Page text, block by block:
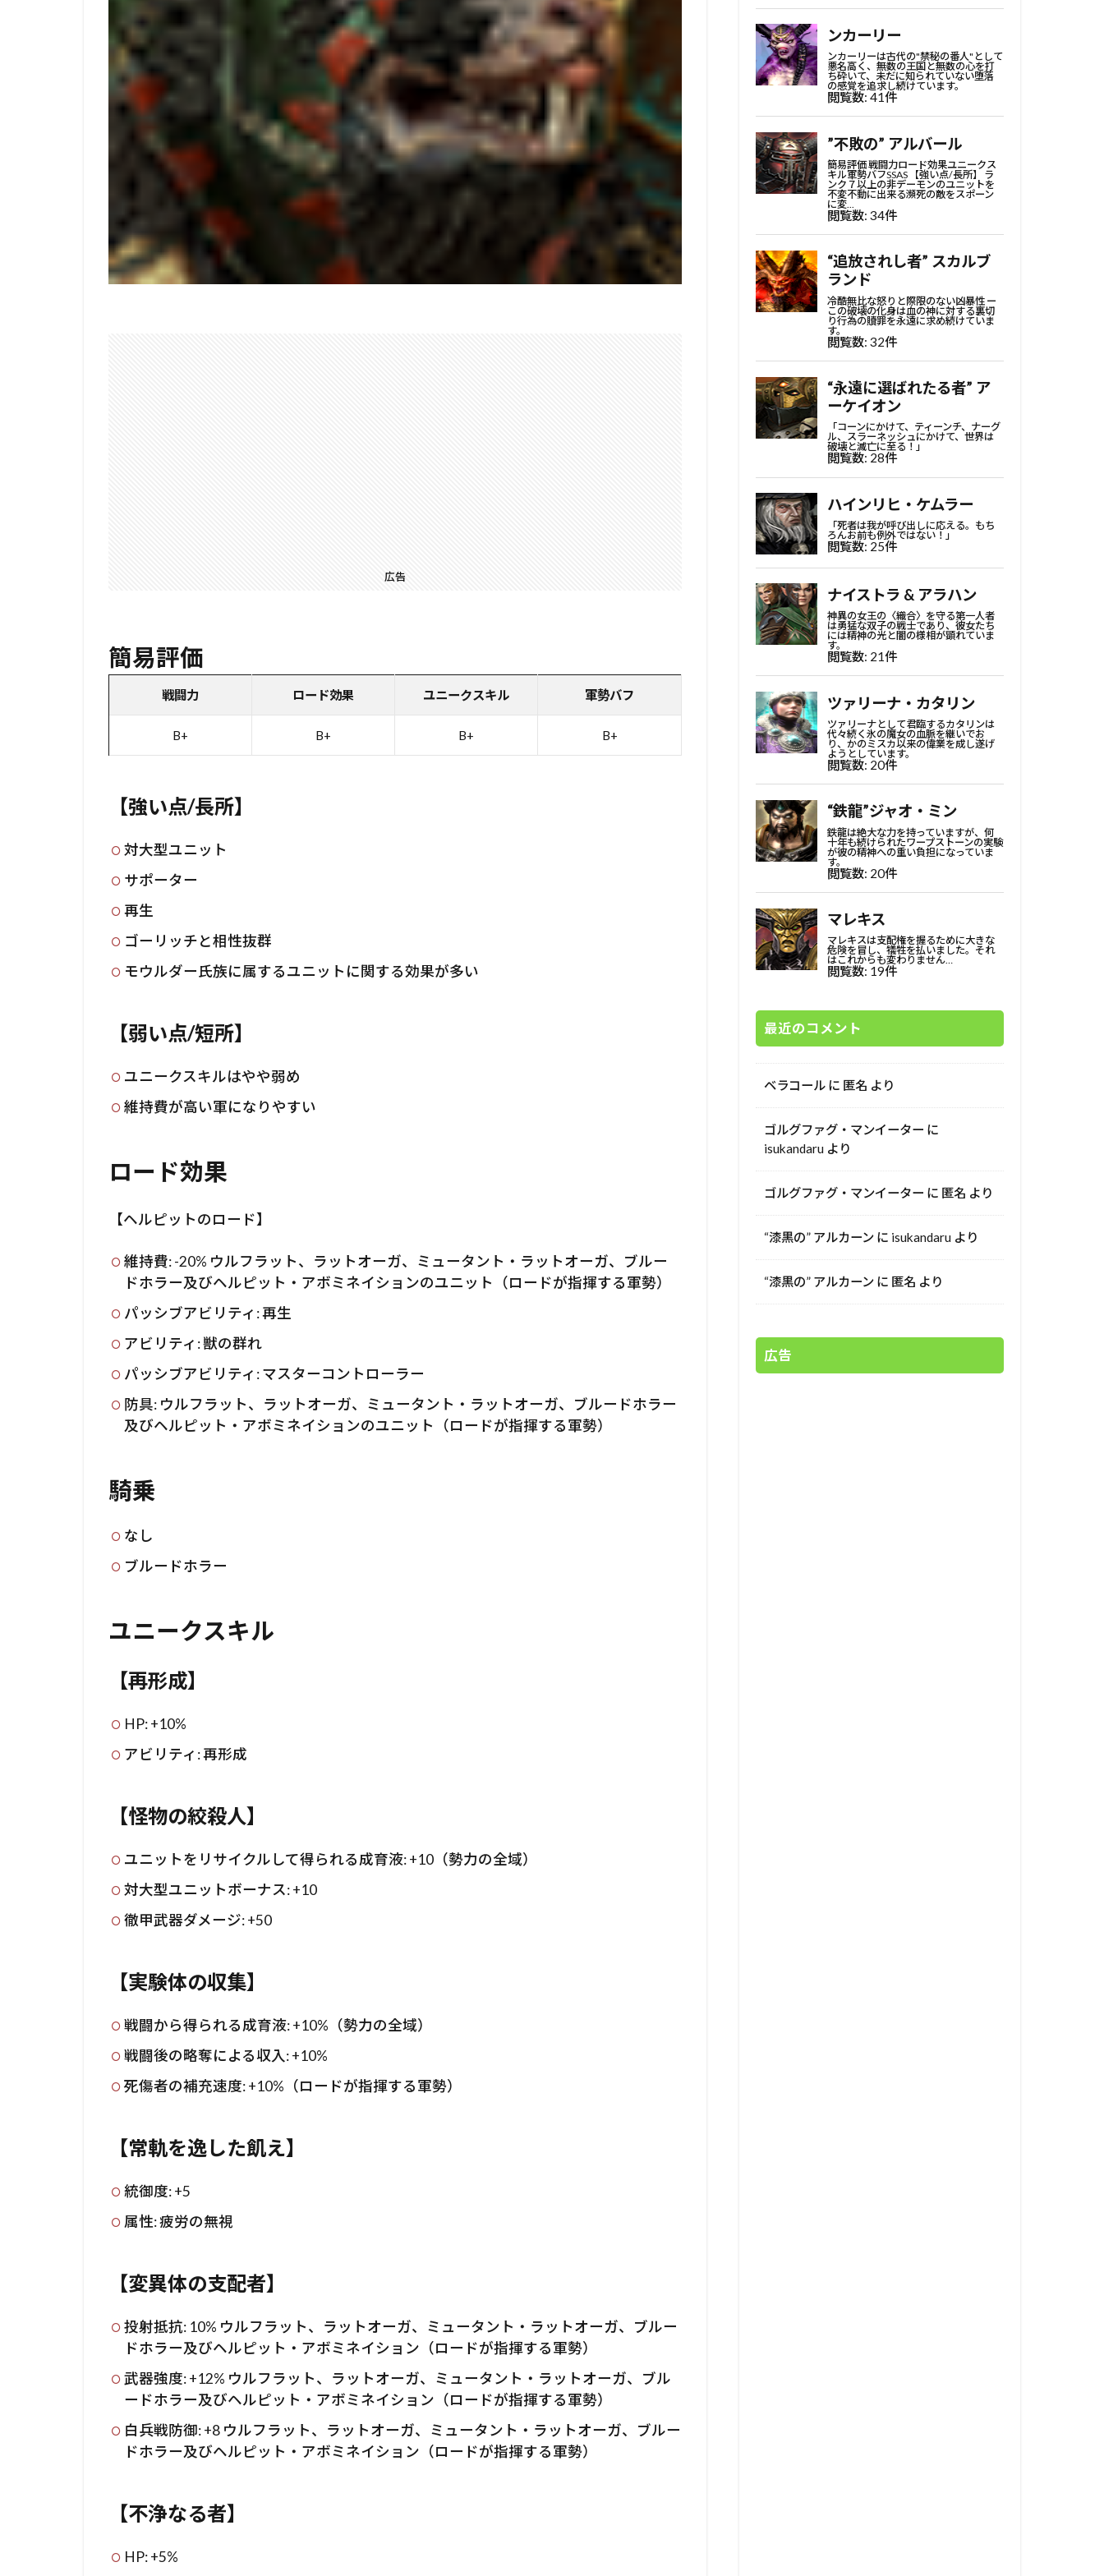
広告
簡易評価
戦闘力 ロード効果 ユニークスキル 軍勢バフ
B+ B+ B+ B+
【強い点/長所】
対大型ユニット
サポーター
再生
ゴーリッチと相性抜群
モウルダー氏族に属するユニットに関する効果が多い
【弱い点/短所】
ユニークスキルはやや弱め
維持費が高い軍になりやすい
ロード効果
【ヘルピットのロード】
維持費: -20% ウルフラット、ラットオーガ、ミュータント・ラットオーガ、ブルー
ドホラー及びヘルピット・アボミネイションのユニット（ロードが指揮する軍勢）
パッシブアビリティ: 再生
アビリティ: 獣の群れ
パッシブアビリティ: マスターコントローラー
防具: ウルフラット、ラットオーガ、ミュータント・ラットオーガ、ブルードホラー
及びヘルピット・アボミネイションのユニット（ロードが指揮する軍勢）
騎乗
なし
ブルードホラー
ユニークスキル
【再形成】
HP: +10%
アビリティ: 再形成
【怪物の絞殺人】
ユニットをリサイクルして得られる成育液: +10（勢力の全域）
対大型ユニットボーナス: +10
徹甲武器ダメージ: +50
【実験体の収集】
戦闘から得られる成育液: +10%（勢力の全域）
戦闘後の略奪による収入: +10%
死傷者の補充速度: +10%（ロードが指揮する軍勢）
【常軌を逸した飢え】
統御度: +5
属性: 疲労の無視
【変異体の支配者】
投射抵抗: 10% ウルフラット、ラットオーガ、ミュータント・ラットオーガ、ブルー
ドホラー及びヘルピット・アボミネイション（ロードが指揮する軍勢）
武器強度: +12% ウルフラット、ラットオーガ、ミュータント・ラットオーガ、ブル
ードホラー及びヘルピット・アボミネイション（ロードが指揮する軍勢）
白兵戦防御: +8 ウルフラット、ラットオーガ、ミュータント・ラットオーガ、ブルー
ドホラー及びヘルピット・アボミネイション（ロードが指揮する軍勢）
【不浄なる者】
HP: +5%
最近のコメント
ベラコール に 匿名 より
ゴルグファグ・マンイーター に
isukandaru より
ゴルグファグ・マンイーター に 匿名 より
“漆黒の” アルカーン に isukandaru より
“漆黒の” アルカーン に 匿名 より
広告